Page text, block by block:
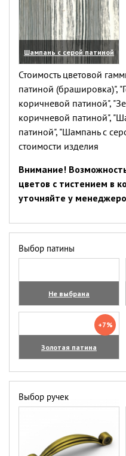
Шампань с серой патиной
(увеличить)
Стоимость цветовой
патиной (брашировка)",
коричневой патиной",
коричневой патиной",
патиной", "Шампань с
стоимости изделия
Внимание!
цветов с тистением в
уточняйте у
Выбор патины
Не выбрана
Золотая патина
+7%
Выбор ручек